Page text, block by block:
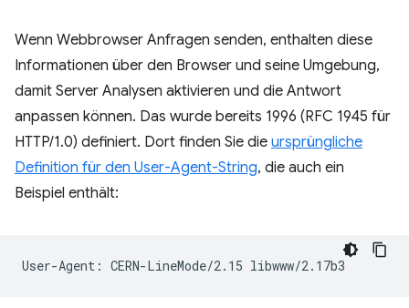
Wenn Webbrowser Anfragen senden, enthalten diese
Informationen über den Browser und seine Umgebung,
damit Server Analysen aktivieren und die Antwort
anpassen können. Das wurde bereits 1996 (RFC 1945 für
HTTP/1.0) definiert. Dort finden Sie die ursprüngliche
Definition für den User-Agent-String, die auch ein
Beispiel enthält: